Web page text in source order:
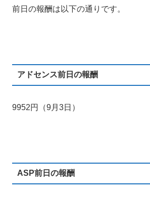
前日の報酬は以下の通りです。
アドセンス前日の報酬
9952円（9月3日）
ASP前日の報酬